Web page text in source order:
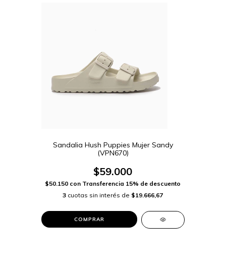
Sandalia Hush Puppies Mujer Sandy
(VPN670)
$59.000
$50.150 con Transferencia 15% de descuento
3 cuotas sin interés de $19.666,67
COMPRAR